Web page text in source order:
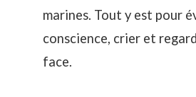
marines. Tout y est pour
conscience, crier et
face.